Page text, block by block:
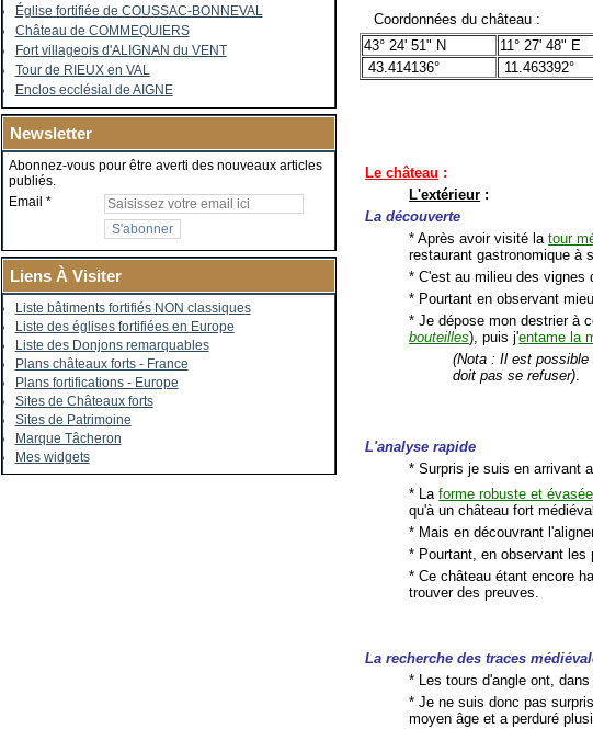
Église fortifiée de COUSSAC-BONNEVAL
Château de COMMEQUIERS
Fort villageois d'ALIGNAN du VENT
Tour de RIEUX en VAL
Enclos ecclésial de AIGNE
Newsletter
Abonnez-vous pour être averti des nouveaux articles
publiés.
Email
Liens À Visiter
Liste bâtiments fortifiés NON classiques
Liste des églises fortifiées en Europe
Liste des Donjons remarquables
Plans châteaux forts - France
Plans fortifications - Europe
Sites de Châteaux forts
Sites de Patrimoine
Marque Tâcheron
Mes widgets
Coordonnées du château :
43° 24' 51" N
11° 27' 48" E
43.414136°
11.463392°
Le château :
L'extérieur :
La découverte
* Après avoir visité latour
restaurant gastronomique à
* C'est au milieu des vignes
* Pourtant en observant
* Je dépose mon destrier à
bouteilles), puis j'entame la
(Nota : Il est possible
doit pas se refuser)
L'analyse rapide
* Surpris je suis en arrivant
* Laforme robuste et évasée
qu'à un château fort
* Mais en découvrant
* Pourtant, en observant
* Ce château étant encore
trouver des preuves.
La recherche des traces
* Les tours d'angle ont,
* Je ne suis donc pas
moyen âge et a perduré